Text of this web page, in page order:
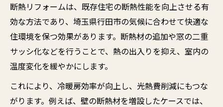
断熱リフォームは、既存住宅の断熱性能を向上させる有
効な方法であり、埼玉県行田市の気候に合わせて快適な
住環境を保つ効果があります。断熱材の追加や窓の二重
サッシ化などを行うことで、熱の出入りを抑え、室内の
温度変化を緩やかにします。
これにより、冷暖房効率が向上し、光熱費削減にもつな
がります。例えば、壁の断熱材を増設したケースでは、